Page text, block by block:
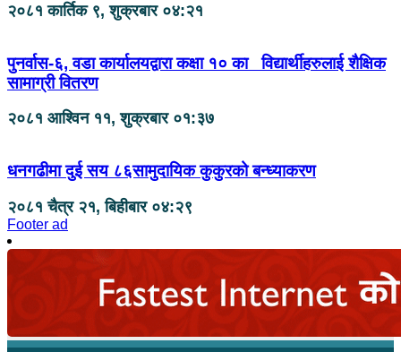
२०८१ कार्तिक ९, शुक्रबार ०४:२१
पुनर्वास-६, वडा कार्यालयद्वारा कक्षा १० का विद्यार्थीहरुलाई शैक्षिक
सामाग्री वितरण
२०८१ आश्विन ११, शुक्रबार ०१:३७
धनगढीमा दुई सय ८६सामुदायिक कुकुरको बन्ध्याकरण
२०८१ चैत्र २१, बिहीबार ०४:२९
Footer ad